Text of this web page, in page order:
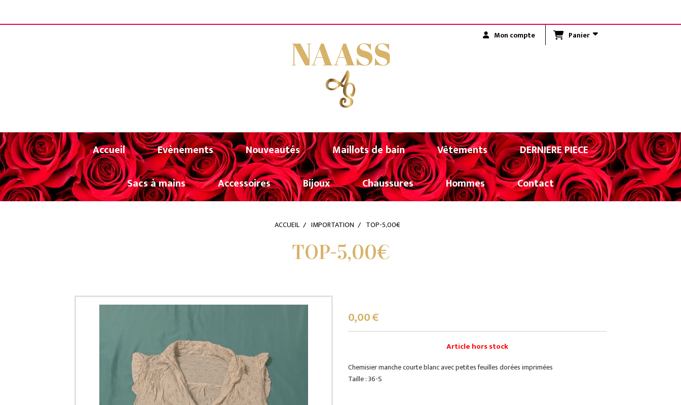
NAASS Mon compte Panier
Accueil Evènements Nouveautés Maillots de bain Vêtements
DERNIERE PIECE
Sacs à mains
Accessoires Bijoux Chaussures Hommes Contact
ACCUEIL IMPORTATION TOP-5,00€
TOP-5,00€
0,00€
Article hors stock
Chemisier manche courte blanc avec petites feuilles dorées imprimées
Taille : 36-S